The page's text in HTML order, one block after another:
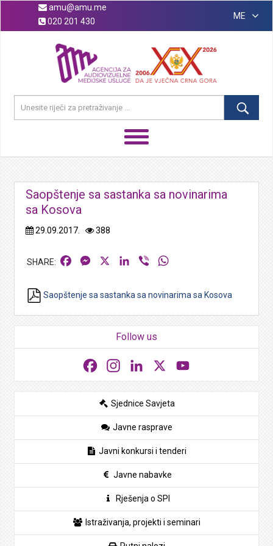
amu@amu.me
020 201 430
ME
Saopštenje sa sastanka sa novinarima
sa Kosova
29.09.2017. 388
FacebookMessengerLinkedIn
Viber
Saopštenje sa sastanka sa novinarima sa Kosova
Follow us
FacebookInstagramLinkedIn
Sjednice Savjeta
Javne rasprave
Javni konkursi i tenderi
Javne nabavke
Rješenja o SPI
Istraživanja, projekti i seminari